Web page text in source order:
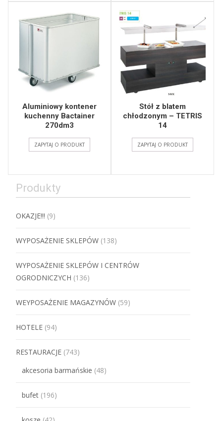
Aluminiowy kontener
kuchenny Bactainer
270dm3
ZAPYTAJ O PRODUKT
Stół z blatem
chłodzonym – TETRIS
14
ZAPYTAJ O PRODUKT
Produkty
OKAZJE!!! (9)
WYPOSAŻENIE SKLEPÓW (138)
WYPOSAŻENIE SKLEPÓW I CENTRÓW
OGRODNICZYCH (136)
WEYPOSAŻENIE MAGAZYNÓW (59)
HOTELE (94)
RESTAURACJE (743)
akcesoria barmańskie (48)
bufet (196)